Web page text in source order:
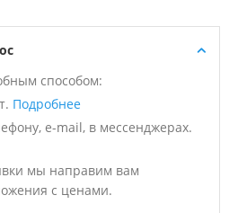
способом:
Подробнее
e-mail, в мессенджерах.
мы направим вам
с ценами.